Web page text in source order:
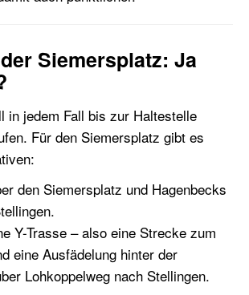
Siemersplatz: Ja
in jedem Fall bis zur Haltestelle
Für den Siemersplatz gibt es
den Siemersplatz und Hagenbecks
Y-Trasse – also eine Strecke zum
eine Ausfädelung hinter der
Lohkoppelweg nach Stellingen.